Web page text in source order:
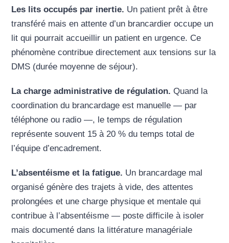
Les lits occupés par inertie. Un patient prêt à être
transféré mais en attente d’un brancardier occupe un
lit qui pourrait accueillir un patient en urgence. Ce
phénomène contribue directement aux tensions sur la
DMS (durée moyenne de séjour).
La charge administrative de régulation. Quand la
coordination du brancardage est manuelle — par
téléphone ou radio —, le temps de régulation
représente souvent 15 à 20 % du temps total de
l’équipe d’encadrement.
L’absentéisme et la fatigue. Un brancardage mal
organisé génère des trajets à vide, des attentes
prolongées et une charge physique et mentale qui
contribue à l’absentéisme — poste difficile à isoler
mais documenté dans la littérature managériale